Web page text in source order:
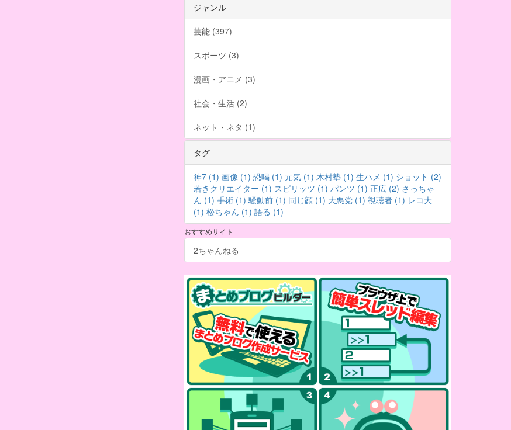
ジャンル
芸能 (397)
スポーツ (3)
漫画・アニメ (3)
社会・生活 (2)
ネット・ネタ (1)
タグ
神7 (1) 画像 (1) 恐喝 (1) 元気 (1) 木村塾 (1) 生ハメ (1) ショット (2)
若きクリエイター (1) スピリッツ (1) パンツ (1) 正広 (2) さっちゃ
ん (1) 手術 (1) 騒動前 (1) 同じ顔 (1) 大悪党 (1) 視聴者 (1) レコ大
(1) 松ちゃん (1) 語る (1)
おすすめサイト
2ちゃんねる